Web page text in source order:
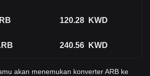
120.28 KWD
240.56 KWD
akan menemukan konverter ARB ke